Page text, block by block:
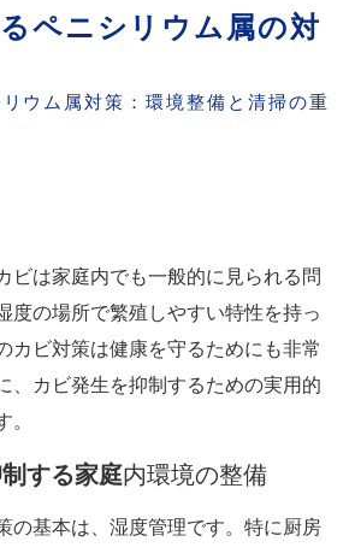
ペニシリウム属の対
ウム属対策：環境整備と清掃の重
ビは家庭内でも一般的に見られる問
度の場所で繁殖しやすい特性を持っ
カビ対策は健康を守るためにも非常
、カビ発生を抑制するための実用的
。
する家庭内環境の整備
の基本は、湿度管理です。特に厨房